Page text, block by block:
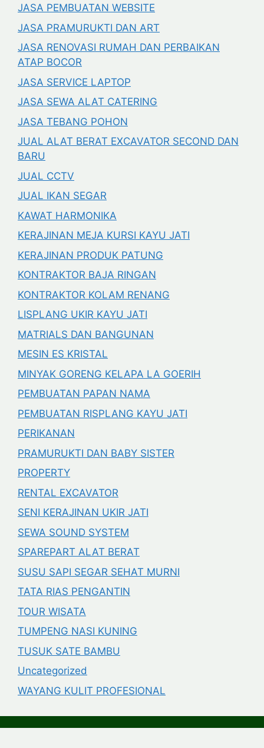
JASA PEMBUATAN WEBSITE
JASA PRAMURUKTI DAN ART
JASA RENOVASI RUMAH DAN PERBAIKAN
ATAP BOCOR
JASA SERVICE LAPTOP
JASA SEWA ALAT CATERING
JASA TEBANG POHON
JUAL ALAT BERAT EXCAVATOR SECOND DAN
BARU
JUAL CCTV
JUAL IKAN SEGAR
KAWAT HARMONIKA
KERAJINAN MEJA KURSI KAYU JATI
KERAJINAN PRODUK PATUNG
KONTRAKTOR BAJA RINGAN
KONTRAKTOR KOLAM RENANG
LISPLANG UKIR KAYU JATI
MATRIALS DAN BANGUNAN
MESIN ES KRISTAL
MINYAK GORENG KELAPA LA GOERIH
PEMBUATAN PAPAN NAMA
PEMBUATAN RISPLANG KAYU JATI
PERIKANAN
PRAMURUKTI DAN BABY SISTER
PROPERTY
RENTAL EXCAVATOR
SENI KERAJINAN UKIR JATI
SEWA SOUND SYSTEM
SPAREPART ALAT BERAT
SUSU SAPI SEGAR SEHAT MURNI
TATA RIAS PENGANTIN
TOUR WISATA
TUMPENG NASI KUNING
TUSUK SATE BAMBU
Uncategorized
WAYANG KULIT PROFESIONAL